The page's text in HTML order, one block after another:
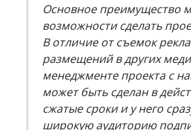
Основное преимущество
возможности сделать
В отличие от съемок
размещений в других
менеджменте проекта с
может быть сделан в
сжатые сроки и у него
широкую аудиторию